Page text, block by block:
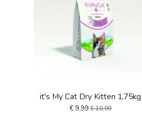
it's My Cat Dry Kitten 1,75kg
€ 9,99 € 10,99